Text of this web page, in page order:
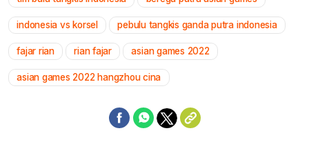
indonesia vs korsel pebulu tangkis ganda putra indonesia
fajar rian rian fajar asian games 2022
asian games 2022 hangzhou cina